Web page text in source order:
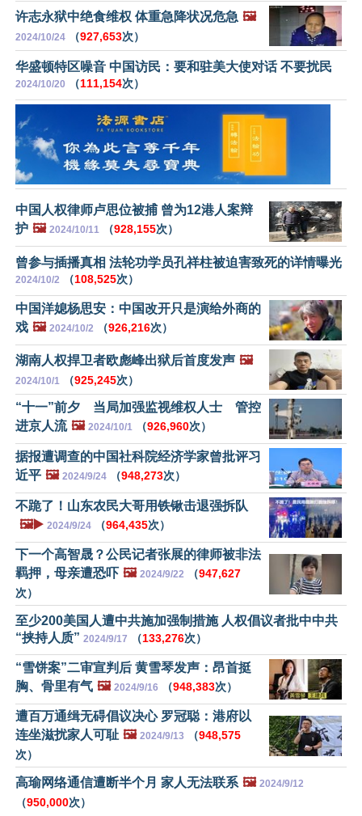
许志永狱中绝食维权 体重急降状况危急 🖼️
2024/10/24 （927,653次）
华盛顿特区噪音 中国访民：要和驻美大使对话 不要扰民
2024/10/20 （111,154次）
中国人权律师卢思位被捕 曾为12港人案辩
护 🖼️ 2024/10/11 （928,155次）
曾参与插播真相 法轮功学员孔祥柱被迫害致死的详情曝光
2024/10/2 （108,525次）
中国洋媳杨思安：中国改开只是演给外商的
戏 🖼️ 2024/10/2 （926,216次）
湖南人权捍卫者欧彪峰出狱后首度发声 🖼️
2024/10/1 （925,245次）
“十一”前夕 当局加强监视维权人士 管控
进京人流 🖼️ 2024/10/1 （926,960次）
据报遭调查的中国社科院经济学家曾批评习
近平 🖼️ 2024/9/24 （948,273次）
不跪了！山东农民大哥用铁锹击退强拆队
🖼️▶️ 2024/9/24 （964,435次）
下一个高智晟？公民记者张展的律师被非法
羁押，母亲遭恐​​吓 🖼️ 2024/9/22 （947,627
次）
至少200美国人遭中共施加强制措施 人权倡议者批中中共
“挟持人质” 2024/9/17 （133,276次）
“雪饼案”二审宣判后 黄雪琴发声：昂首挺
胸、骨里有气 🖼️ 2024/9/16 （948,383次）
遭百万通缉无碍倡议决心 罗冠聪：港府以
连坐滋扰家人可耻 🖼️ 2024/9/13 （948,575
次）
高瑜网络通信遭断半个月 家人无法联系 🖼️ 2024/9/12
（950,000次）